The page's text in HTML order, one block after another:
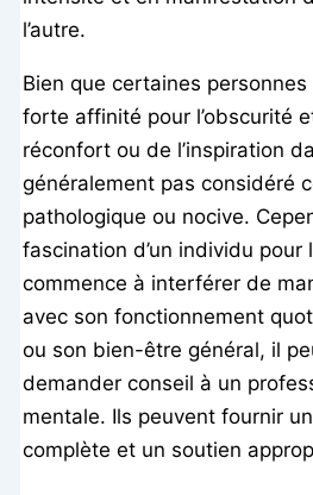
l’autre.
Bien que certaines
forte affinité pour l’obscurité
réconfort ou de l’inspiration
généralement pas considéré
pathologique ou nocive.
fascination d’un individu pour
commence à interférer de
avec son fonctionnement
ou son bien-être général, il
demander conseil à un
mentale. Ils peuvent fournir
complète et un soutien